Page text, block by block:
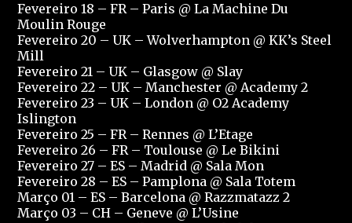
Fevereiro 18 – FR – Paris @ La Machine Du
Moulin Rouge
Fevereiro 20 – UK – Wolverhampton @ KK’s Steel
Mill
Fevereiro 21 – UK – Glasgow @ Slay
Fevereiro 22 – UK – Manchester @ Academy 2
Fevereiro 23 – UK – London @ O2 Academy
Islington
Fevereiro 25 – FR – Rennes @ L’Etage
Fevereiro 26 – FR – Toulouse @ Le Bikini
Fevereiro 27 – ES – Madrid @ Sala Mon
Fevereiro 28 – ES – Pamplona @ Sala Totem
Março 01 – ES – Barcelona @ Razzmatazz 2
Março 03 – CH – Geneve @ L’Usine